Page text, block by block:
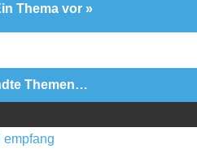
Thema vor »
Themen…
empfang